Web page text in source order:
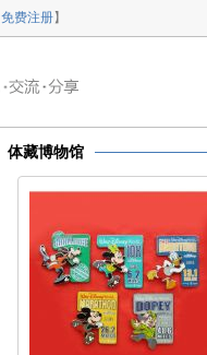
免费注册】
体藏博物馆